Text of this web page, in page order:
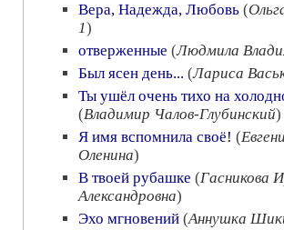
Вера, Надежда, Любовь (
1)
отверженные (Людмила
Был ясен день... (Лариса
Ты ушёл очень тихо на
(Владимир Чалов-Глубинский)
Я имя вспомнила своё! (
Оленина)
В твоей рубашке (Гасникова
Александровна)
Эхо мгновений (Аннушка